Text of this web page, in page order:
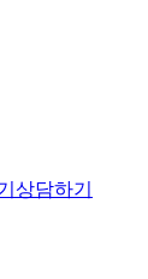
상담하기